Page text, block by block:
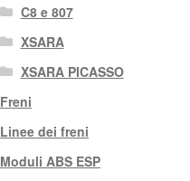
C8 e 807
XSARA
XSARA PICASSO
Freni
Linee dei freni
Moduli ABS ESP